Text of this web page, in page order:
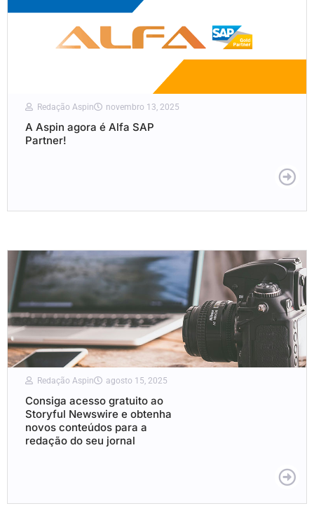
Redação Aspin novembro 13, 2025
A Aspin agora é Alfa SAP
Partner!
Redação Aspin agosto 15, 2025
Consiga acesso gratuito ao
Storyful Newswire e obtenha
novos conteúdos para a
redação do seu jornal